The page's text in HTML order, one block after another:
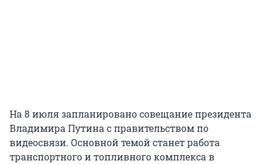
На 8 июля запланировано совещание президента
Владимира Путина с правительством по
видеосвязи. Основной темой станет работа
транспортного и топливного комплекса в